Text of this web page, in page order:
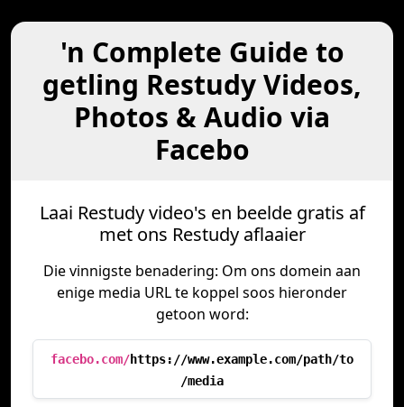
'n Complete Guide to
getling Restudy Videos,
Photos & Audio via
Facebo
Laai Restudy video's en beelde gratis af
met ons Restudy aflaaier
Die vinnigste benadering: Om ons domein aan
enige media URL te koppel soos hieronder
getoon word:
facebo.com/https://www.example.com/path/to
/media